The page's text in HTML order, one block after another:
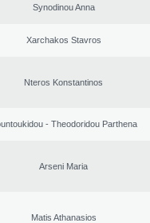
Synodinou Anna
Xarchakos Stavros
Nteros Konstantinos
- Theodoridou Parthena
Arseni Maria
Matis Athanasios